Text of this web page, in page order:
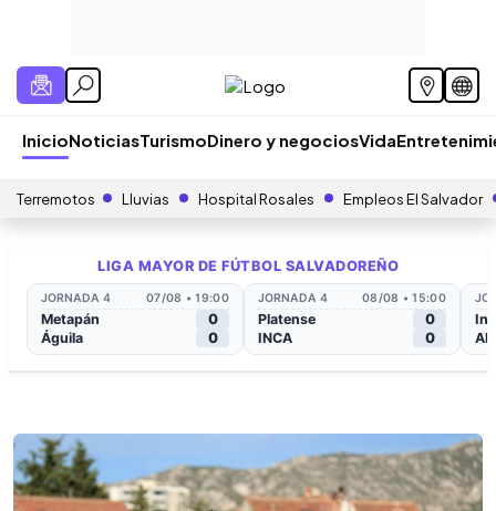
InicioNoticiasTurismoDinero y negociosVida
Terremotos Lluvias Hospital Rosales Empleos El Salvador